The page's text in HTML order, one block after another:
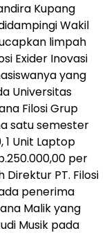
Kupang
Wakil
limpah
Exider Inovasi
yang
Universitas
Filosi Grup
satu semester
1 Unit Laptop
per
PT. Filosi
penerima
Malik yang
Musik pada